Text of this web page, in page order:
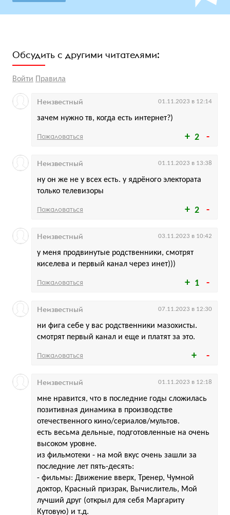
Обсудить с другими читателями:
Войти Правила
2
зачем нужно тв, когда есть интернет?)
Неизвестный 01.11.2023 в 12:14
Пожаловаться
2
ну он же не у всех есть. у ядрёного электората
только телевизоры
Неизвестный 01.11.2023 в 13:38
Пожаловаться
1
у меня продвинутые родственники, смотрят
киселева и первый канал через инет)))
Неизвестный 03.11.2023 в 10:42
Пожаловаться
ни фига себе у вас родственники мазохисты.
смотрят первый канал и еще и платят за это.
Неизвестный 07.11.2023 в 12:30
Пожаловаться
мне нравится, что в последние годы сложилась
позитивная динамика в производстве
отечественного кино/сериалов/мультов.
есть весьма дельные, подготовленные на очень
высоком уровне.
из фильмотеки - на мой вкус очень зашли за
последние лет пять-десять:
- фильмы: Движение вверх, Тренер, Чумной
доктор, Красный призрак, Вычислитель, Мой
лучший друг (открыл для себя Маргариту
Кутовую) и т.д.
Неизвестный 01.11.2023 в 12:18